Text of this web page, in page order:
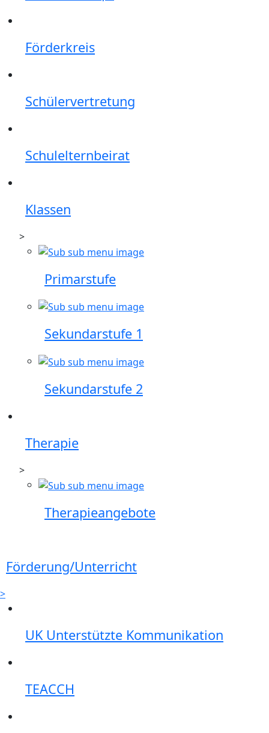
Förderkreis
Schülervertretung
Schulelternbeirat
Klassen
>
Primarstufe
Sekundarstufe 1
Sekundarstufe 2
Therapie
>
Therapieangebote
Förderung/Unterricht
>
UK Unterstützte Kommunikation
TEACCH